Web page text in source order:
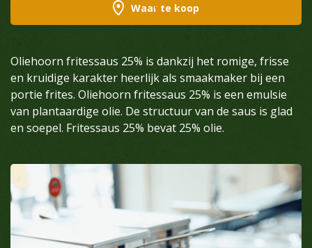
Waar te koop
Oliehoorn fritessaus 25% is dankzij het romige, frisse
en kruidige karakter heerlijk als smaakmaker bij een
portie frites. Oliehoorn fritessaus 25% is een emulsie
van plantaardige olie. De structuur van de saus is glad
en soepel. Fritessaus 25% bevat 25% olie.